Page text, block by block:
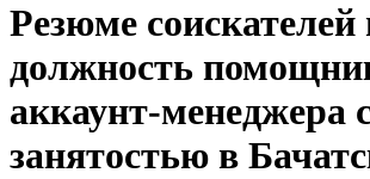
Резюме соискателей
должность
аккаунт-менеджера
занятостью в